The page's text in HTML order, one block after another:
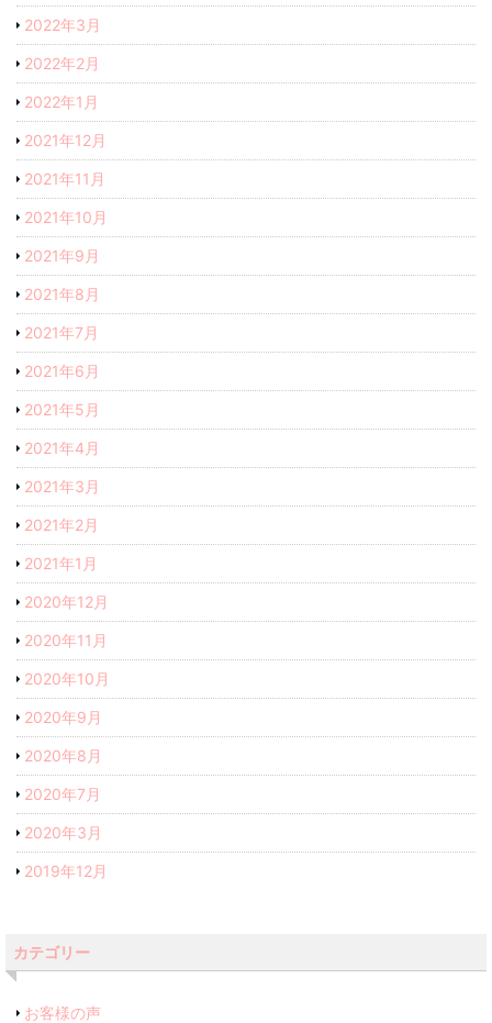
2022年3月
2022年2月
2022年1月
2021年12月
2021年11月
2021年10月
2021年9月
2021年8月
2021年7月
2021年6月
2021年5月
2021年4月
2021年3月
2021年2月
2021年1月
2020年12月
2020年11月
2020年10月
2020年9月
2020年8月
2020年7月
2020年3月
2019年12月
カテゴリー
お客様の声